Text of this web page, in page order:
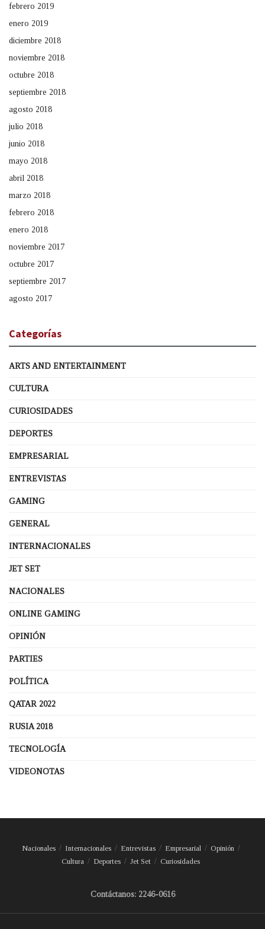
febrero 2019
enero 2019
diciembre 2018
noviembre 2018
octubre 2018
septiembre 2018
agosto 2018
julio 2018
junio 2018
mayo 2018
abril 2018
marzo 2018
febrero 2018
enero 2018
noviembre 2017
octubre 2017
septiembre 2017
agosto 2017
Categorías
ARTS AND ENTERTAINMENT
CULTURA
CURIOSIDADES
DEPORTES
EMPRESARIAL
ENTREVISTAS
GAMING
GENERAL
INTERNACIONALES
JET SET
NACIONALES
ONLINE GAMING
OPINIÓN
PARTIES
POLÍTICA
QATAR 2022
RUSIA 2018
TECNOLOGÍA
VIDEONOTAS
Nacionales Internacionales Entrevistas Empresarial
Opinión
Cultura
Deportes Jet Set Curiosidades
Contáctanos: 2246-0616